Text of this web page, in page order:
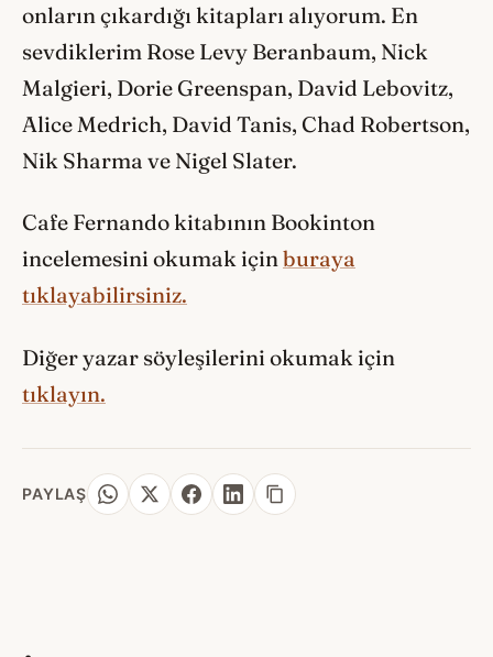
onların çıkardığı kitapları alıyorum. En
sevdiklerim Rose Levy Beranbaum, Nick
Malgieri, Dorie Greenspan, David Lebovitz,
Alice Medrich, David Tanis, Chad Robertson,
Nik Sharma ve Nigel Slater.
Cafe Fernando kitabının Bookinton
incelemesini okumak içinburaya
tıklayabilirsiniz.
Diğer yazar söyleşilerini okumak için
tıklayın.
PAYLAŞ